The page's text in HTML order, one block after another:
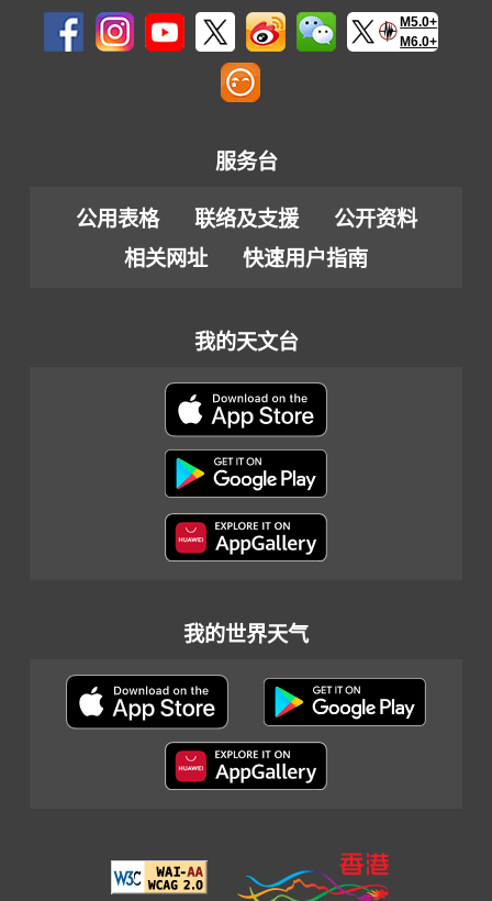
M5.0+
M6.0+
服务台
公用表格 联络及支援
公开资料
相关网址
快速用户指南
我的天文台
我的世界天气